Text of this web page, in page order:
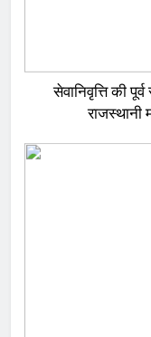
सेवानिवृत्ति की
राजस्थानी